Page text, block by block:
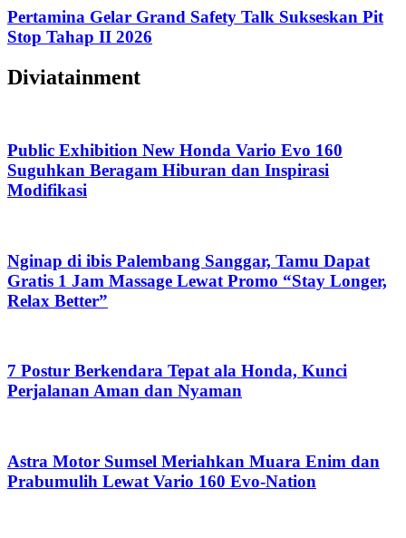
Pertamina Gelar Grand Safety Talk Sukseskan Pit
Stop Tahap II 2026
Diviatainment
Public Exhibition New Honda Vario Evo 160
Suguhkan Beragam Hiburan dan Inspirasi
Modifikasi
Nginap di ibis Palembang Sanggar, Tamu Dapat
Gratis 1 Jam Massage Lewat Promo “Stay Longer,
Relax Better”
7 Postur Berkendara Tepat ala Honda, Kunci
Perjalanan Aman dan Nyaman
Astra Motor Sumsel Meriahkan Muara Enim dan
Prabumulih Lewat Vario 160 Evo-Nation